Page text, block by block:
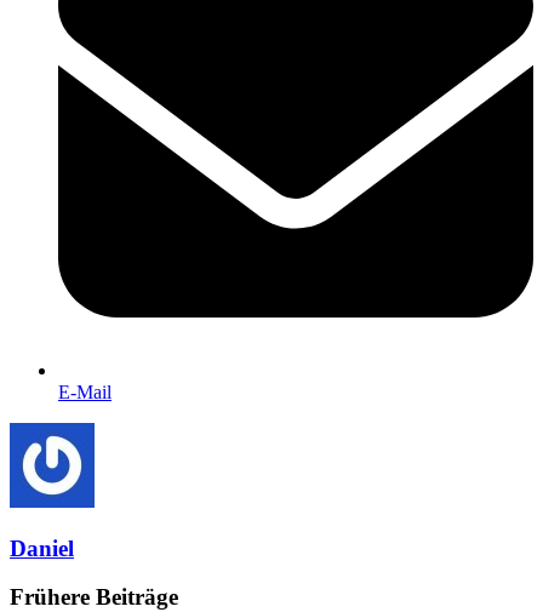
E-Mail
Daniel
Frühere Beiträge